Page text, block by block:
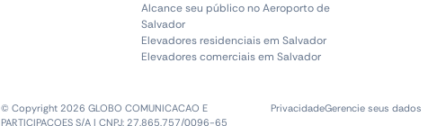
Alcance seu público no Aeroporto de
Salvador
Elevadores residenciais em Salvador
Elevadores comerciais em Salvador
© Copyright 2026 GLOBO COMUNICACAO E
PARTICIPACOES S/A | CNPJ: 27.865.757/0096-65
PrivacidadeGerencie seus dados